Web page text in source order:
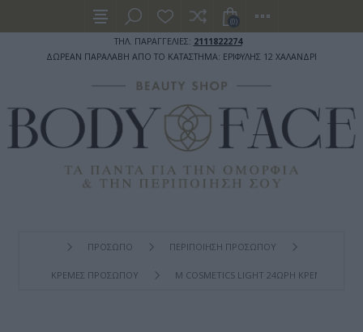
ΤΗΛ. ΠΑΡΑΓΓΕΛΙΕΣ: 2111822274
ΔΩΡΕΑΝ ΠΑΡΑΛΑΒΗ ΑΠΟ ΤΟ ΚΑΤΑΣΤΗΜΑ: ΕΡΙΦΥΛΗΣ 12 ΧΑΛΑΝΔΡΙ
(0)
ΠΡΟΣΩΠΟ ΠΕΡΙΠΟΙΗΣΗ ΠΡΟΣΩΠΟΥ
ΚΡΕΜΕΣ ΠΡΟΣΩΠΟΥ M COSMETICS LIGHT 24ΩΡΗ ΚΡΈΜΑ